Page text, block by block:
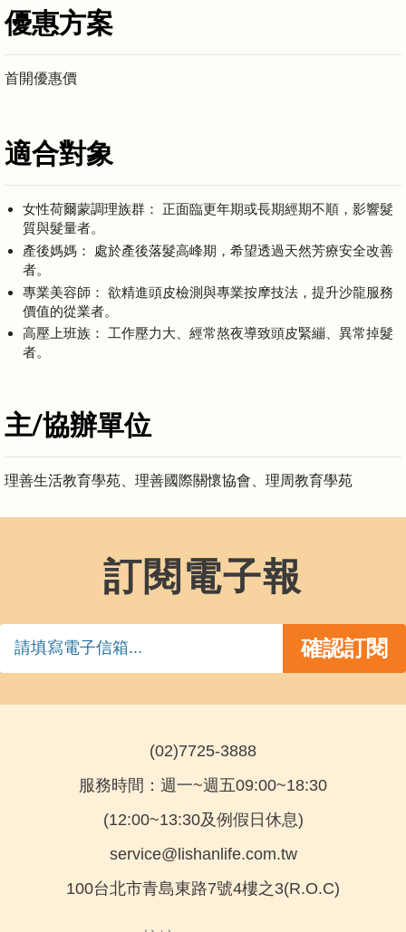
優惠方案
首開優惠價
適合對象
女性荷爾蒙調理族群： 正面臨更年期或長期經期不順，影響髮
質與髮量者。
產後媽媽： 處於產後落髮高峰期，希望透過天然芳療安全改善
者。
專業美容師： 欲精進頭皮檢測與專業按摩技法，提升沙龍服務
價值的從業者。
高壓上班族： 工作壓力大、經常熬夜導致頭皮緊繃、異常掉髮
者。
主/協辦單位
理善生活教育學苑、理善國際關懷協會、理周教育學苑
訂閱電子報
(02)7725-3888
服務時間：週一~週五09:00~18:30
(12:00~13:30及例假日休息)
service@lishanlife.com.tw
100台北市青島東路7號4樓之3(R.O.C)